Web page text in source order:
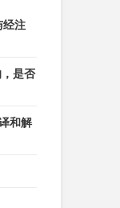
经注
是否
和解